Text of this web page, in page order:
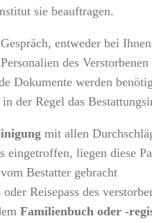
sie beauftragen.
entweder bei
des
Dokumente werden
der Regel das
mit allen
eingetroffen, liegen diese
Bestatter gebracht
oder Reisepass des
Familienbuch oder -